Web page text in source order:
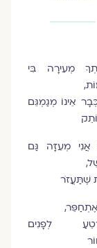
מְעִירָה בִּי
אֵינוֹ מְגַמְגֵּם
מְעִזָּה גַּם
שֶׁתַּעֲזֹר
לְפָנִים